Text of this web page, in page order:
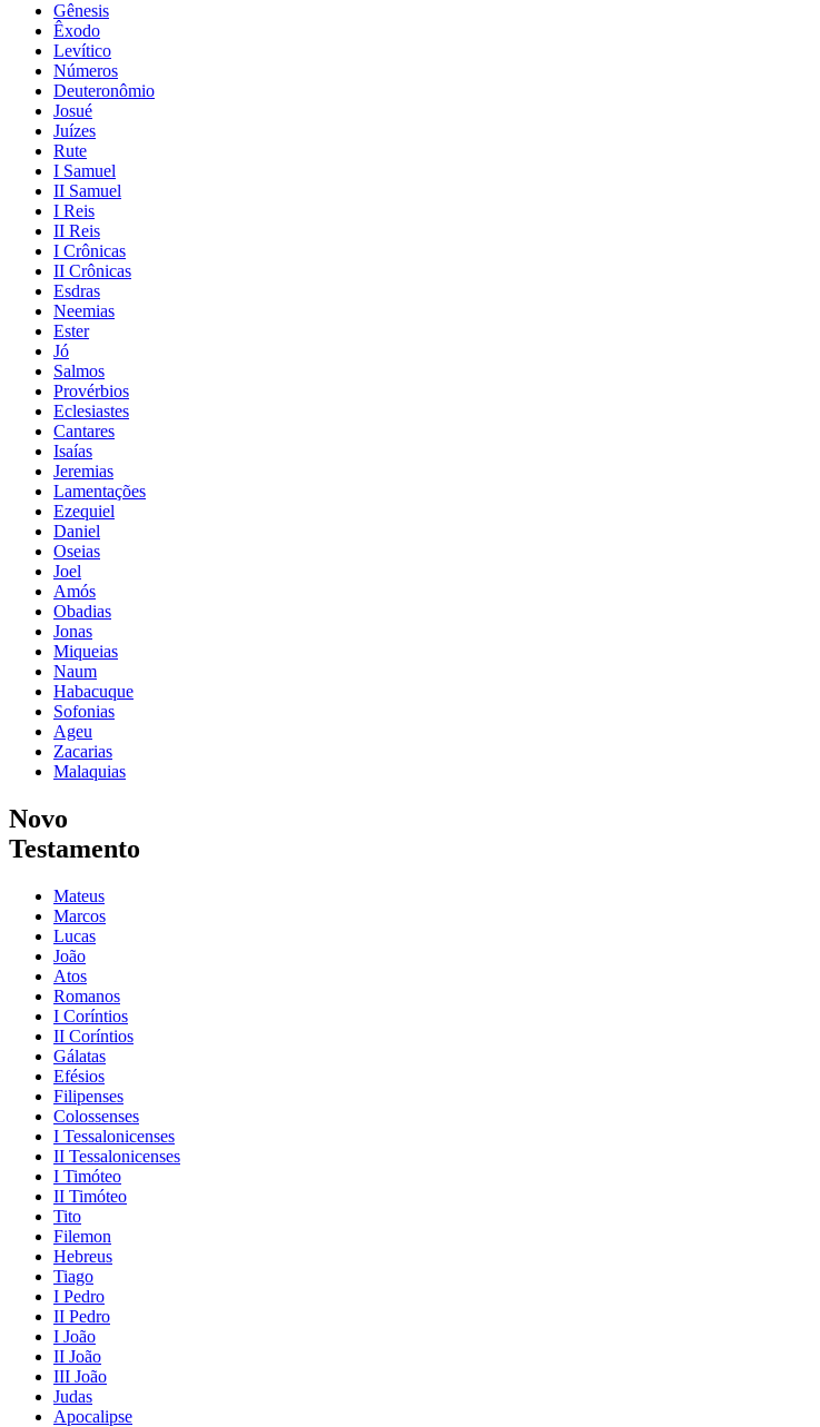
Gênesis
Êxodo
Levítico
Números
Deuteronômio
Josué
Juízes
Rute
I Samuel
II Samuel
I Reis
II Reis
I Crônicas
II Crônicas
Esdras
Neemias
Ester
Jó
Salmos
Provérbios
Eclesiastes
Cantares
Isaías
Jeremias
Lamentações
Ezequiel
Daniel
Oseias
Joel
Amós
Obadias
Jonas
Miqueias
Naum
Habacuque
Sofonias
Ageu
Zacarias
Malaquias
Novo
Testamento
Mateus
Marcos
Lucas
João
Atos
Romanos
I Coríntios
II Coríntios
Gálatas
Efésios
Filipenses
Colossenses
I Tessalonicenses
II Tessalonicenses
I Timóteo
II Timóteo
Tito
Filemon
Hebreus
Tiago
I Pedro
II Pedro
I João
II João
III João
Judas
Apocalipse